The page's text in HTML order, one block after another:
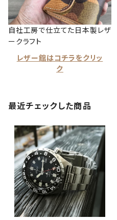
自社工房で仕立てた日本製レザ
ークラフト
レザー館はコチラをクリッ
ク
最近チェックした商品